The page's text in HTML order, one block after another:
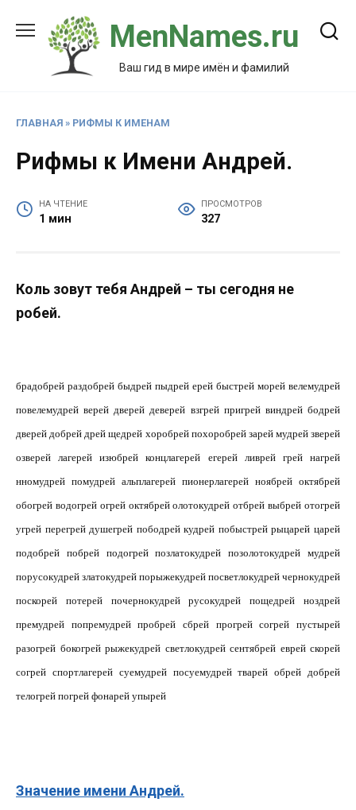
содержанию
MenNames.ru
Ваш гид в мире имён и фамилий
ГЛАВНАЯ » РИФМЫ К ИМЕНАМ
Рифмы к Имени Андрей.
НА ЧТЕНИЕ
1 мин
ПРОСМОТРОВ
327
Коль зовут тебя Андрей – ты сегодня не
робей.
брадобрей раздобрей быдрей пыдрей ерей быстрей морей велемудрей
повелемудрей верей дверей деверей взгрей пригрей виндрей бодрей
дверей добрей дрей щедрей хоробрей похоробрей зарей мудрейзверей
озверей лагерей изюбрей концлагерей егерей ливрей грей нагрей
нномудрей помудрей альплагерей пионерлагерей ноябрей октябрей
обогрей водогрей огрей октябрейолотокудрей отбрей выбрей отогрей
угрей перегрей душегрей пободрей кудрей побыстрей рыцарей царей
подобрей побрей подогрей позлатокудрей позолотокудрей мудрей
порусокудрей златокудрей порыжекудрей посветлокудрей чернокудрей
поскорей потерейпочернокудрей русокудрей пощедрей ноздрей
премудрей попремудрей пробрей сбрей прогрей согрей пустырей
разогрей бокогрей рыжекудрей светлокудрей сентябрей еврей скорей
согрей спортлагерей суемудрей посуемудрейтварей обрей добрей
телогрей погрей фонарей упырей
Значение имени Андрей.